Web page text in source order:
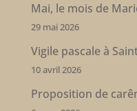
Mai, le mois de
29 mai 2026
Vigile pascale à
10 avril 2026
Proposition de